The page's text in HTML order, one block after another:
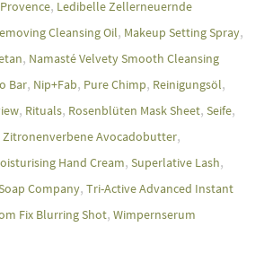
, Ledibelle Zellerneuernde
Cleansing Oil, Makeup Setting Spray,
, Namasté Velvety Smooth Cleansing
Bar, Nip+Fab, Pure Chimp, Reinigungsöl,
, Rituals, Rosenblüten Mask Sheet, Seife,
Avocadobutter,
Hand Cream, Superlative Lash,
Company, Tri-Active Advanced Instant
Fix Blurring Shot, Wimpernserum